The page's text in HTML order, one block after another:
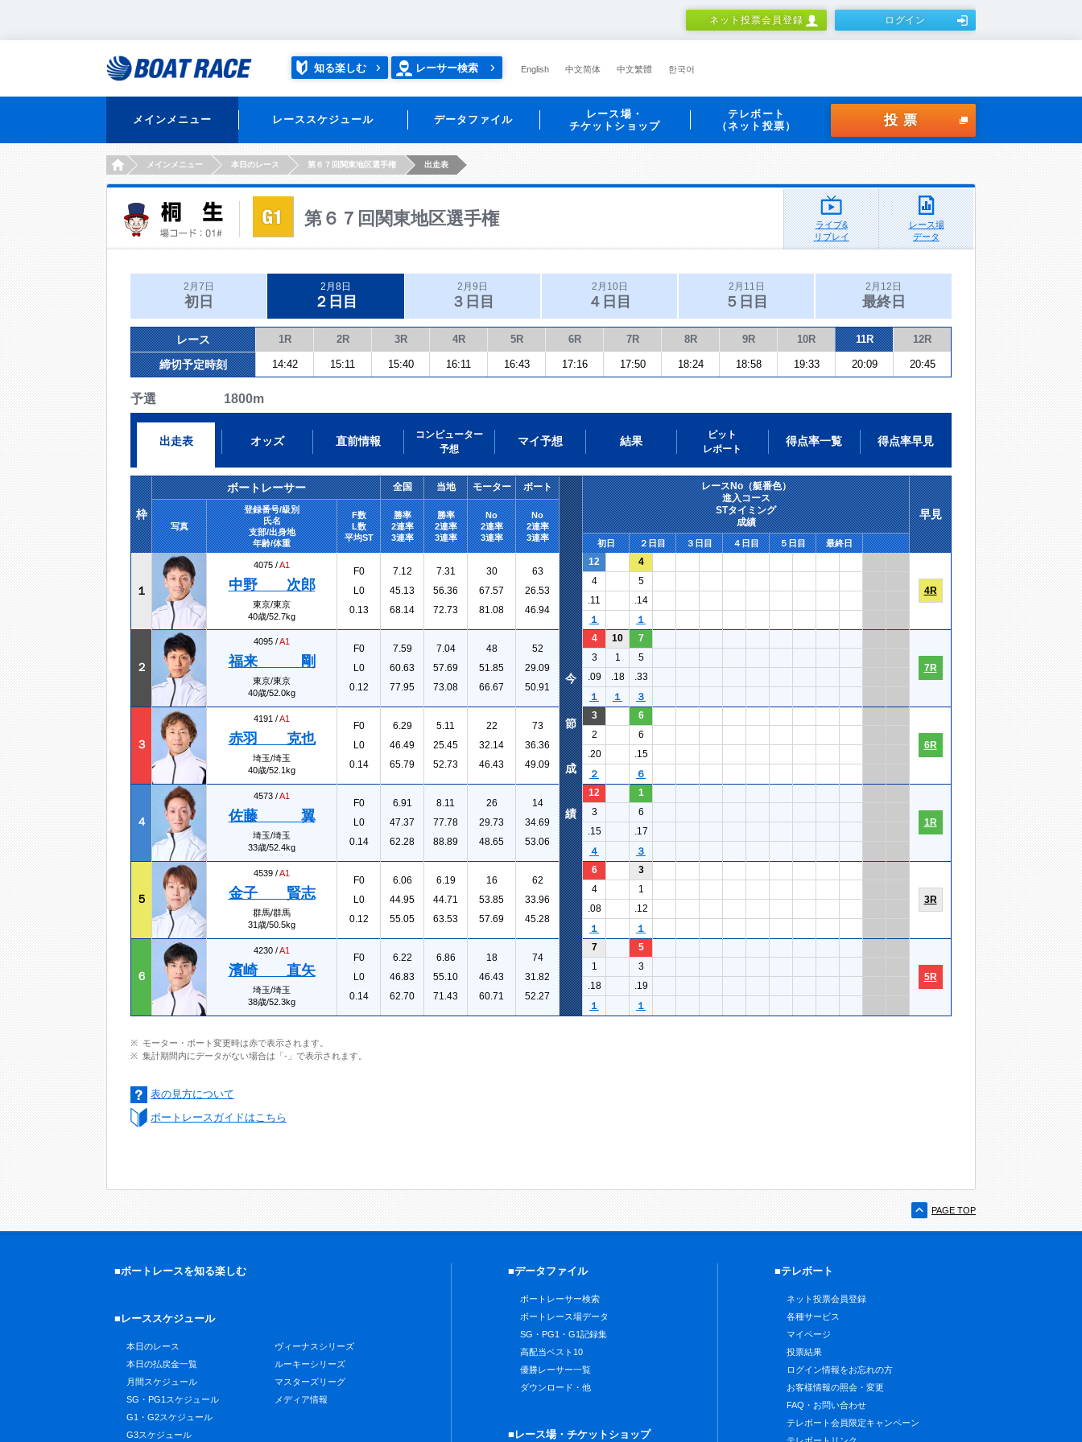
ネット投票会員登録 ログイン
知る楽しむ レーサー検索 English 中文简体 中文繁體 한국어
メインメニュー レーススケジュール データファイル
レース場・
チケットショップ
テレボート
（ネット投票）
投票
HOMEメインメニュー 本日のレース 第６７回関東地区選手権 出走表
第６７回関東地区選手権
ライブ&
リプレイ
レース場
データ
2月7日
初日
2月8日
２日目
2月9日
３日目
2月10日
４日目
2月11日
５日目
2月12日
最終日
レース 1R 2R 3R 4R 5R 6R 7R 8R 9R 10R 11R 12R
締切予定時刻 14:42 15:11 15:40 16:11 16:43 17:16 17:50 18:24 18:58 19:33 20:09 20:45
予選 1800m
出走表 オッズ 直前情報
コンピューター
予想
マイ予想 結果
ピット
レポート
得点率一覧 得点率早見
枠
ボートレーサー 全国 当地 モーター ボート
レースNo（艇番色）
進入コース
STタイミング
成績
早見
写真
登録番号/級別
氏名
支部/出身地
年齢/体重
F数
L数
平均ST
勝率
2連率
3連率
勝率
2連率
3連率
No
2連率
3連率
No
2連率
3連率
初日 ２日目 ３日目 ４日目 ５日目 最終日
１
4075 /A1
中野 次郎
東京/東京
40歳/52.7kg
F0
L0
0.13
7.12
45.13
68.14
7.31
56.36
72.73
30
67.57
81.08
63
26.53
46.94
12 4
4R
4
5
.11
.14
１
１
２
4095 /A1
福来 剛
東京/東京
40歳/52.0kg
F0
L0
0.12
7.59
60.63
77.95
7.04
57.69
73.08
48
51.85
66.67
52
29.09
50.91
4 10 7
7R
3 1
5
.09
.18
.33
１
１ ３
３
4191 /A1
赤羽 克也
埼玉/埼玉
40歳/52.1kg
F0
L0
0.14
6.29
46.49
65.79
5.11
25.45
52.73
22
32.14
46.43
73
36.36
49.09
3 6
6R
2
6
.20
.15
２
６
４
4573 /A1
佐藤 翼
埼玉/埼玉
33歳/52.4kg
F0
L0
0.14
6.91
47.37
62.28
8.11
77.78
88.89
26
29.73
48.65
14
34.69
53.06
12 1
1R
3
6
.15
.17
４
３
５
4539 /A1
金子 賢志
群馬/群馬
31歳/50.5kg
F0
L0
0.12
6.06
44.95
55.05
6.19
44.71
63.53
16
53.85
57.69
62
33.96
45.28
6 3
3R
4
1
.08
.12
１
１
６
4230 /A1
濱崎 直矢
埼玉/埼玉
38歳/52.3kg
F0
L0
0.14
6.22
46.83
62.70
6.86
55.10
71.43
18
46.43
60.71
74
31.82
52.27
7 5
5R
1
3
.18
.19
１
１
今
節
成
績
モーター・ボート変更時は赤で表示されます。
集計期間内にデータがない場合は「-」で表示されます。
表の見方について
ボートレースガイドはこちら
PAGE TOP
■ボートレースを知る楽しむ
■レーススケジュール
本日のレース
本日の払戻金一覧
月間スケジュール
SG・PG1スケジュール
G1・G2スケジュール
G3スケジュール
ヴィーナスシリーズ
ルーキーシリーズ
マスターズリーグ
メディア情報
■データファイル
ボートレーサー検索
ボートレース場データ
SG・PG1・G1記録集
高配当ベスト10
優勝レーサー一覧
ダウンロード・他
■レース場・チケットショップ
■テレボート
ネット投票会員登録
各種サービス
マイページ
投票結果
ログイン情報をお忘れの方
お客様情報の照会・変更
FAQ・お問い合わせ
テレボート会員限定キャンペーン